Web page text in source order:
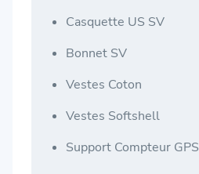
Casquette US SV
Bonnet SV
Vestes Coton
Vestes Softshell
Support Compteur GPS